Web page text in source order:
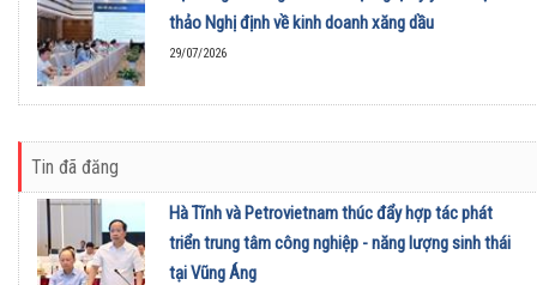
thảo Nghị định về kinh doanh xăng dầu
29/07/2026
Tin đã đăng
Hà Tĩnh và Petrovietnam thúc đẩy hợp tác phát
triển trung tâm công nghiệp - năng lượng sinh thái
tại Vũng Áng